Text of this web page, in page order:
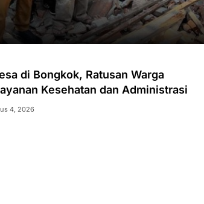
di Bongkok, Ratusan Warga
Kesehatan dan Administrasi
4, 2026